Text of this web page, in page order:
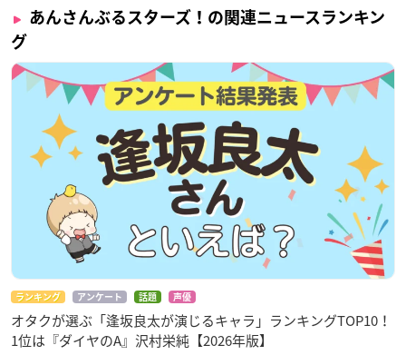
あんさんぶるスターズ！の関連ニュースランキン
グ
ランキング アンケート 話題 声優
オタクが選ぶ「逢坂良太が演じるキャラ」ランキングTOP10！
1位は『ダイヤのA』沢村栄純【2026年版】